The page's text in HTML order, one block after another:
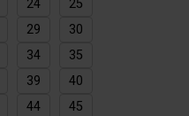
24
25
29
30
34
35
39
40
44
45